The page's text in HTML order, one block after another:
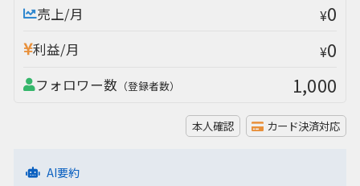
売上/月 ¥0
利益/月 ¥0
フォロワー数 （登録者数） 1,000
本人確認 カード決済対応
AI要約